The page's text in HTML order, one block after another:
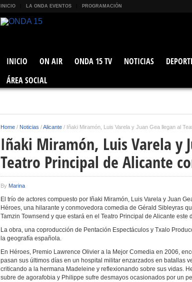
INICIO LA ONDA EVENTOS PROGRAMACIÓN
INICIO ON AIR ONDA 15 TV NOTICIAS
ÁREA SOCIAL
Home / Noticias /Alicante / Iñaki Miramón, Luis Varela y Juan Gea llegan al
Iñaki Miramón, Luis Varela y
Teatro Principal de Alicante
By Marina
El trío de actores compuesto por Iñaki Miramón, Luis Varela y Juan
Héroes, una hilarante y conmovedora comedia de Gérald Sibleyras
Tamzin Townsend y que estará en el Teatro Principal de Alicante este
La obra, una coproducción de Pentación Espectáculos y Txalo
la geografía española.
En Héroes, Premio Lawrence Olivier a la Mejor Comedia en 2006,
pasan sus últimos días en un hospital militar enzarzados en batallas
criticando a la hermana Madeleine y reflexionando sobre sus vidas.
subre de agorafobia y Philippe sufre desmayos ocasionados por un